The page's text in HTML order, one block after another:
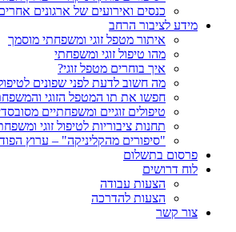
כנסים ואירועים של ארגונים
מידע לציבור הרחב
איתור מטפל זוגי ומשפחתי מוסמך
מהו טיפול זוגי ומשפחתי
איך בוחרים מטפל זוגי?
מה חשוב לדעת לפני שפונים לטיפול
חפשו את תו המטפל הזוגי
טיפולים זוגיים ומשפחתיים
תחנות ציבוריות לטיפול זוגי
"סיפורים מהקליניקה" – ערוץ
פרסום בתשלום
לוח דרושים
הצעות עבודה
הצעות להדרכה
צור קשר